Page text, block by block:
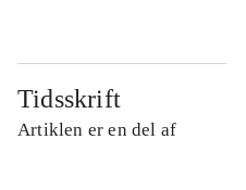
Tidsskrift
Artiklen er en del af